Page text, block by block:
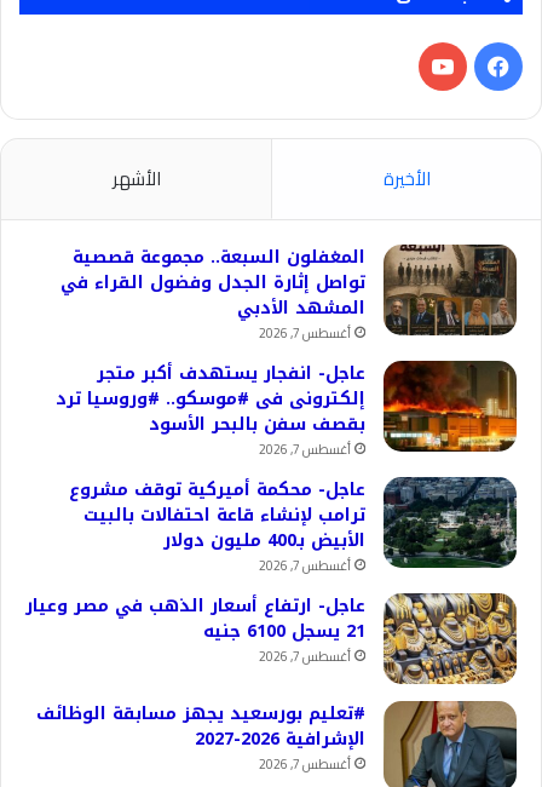
فيسبوك‫YouTube
الأخيرة الأشهر
المغفلون السبعة.. مجموعة قصصية
تواصل إثارة الجدل وفضول القراء في
المشهد الأدبي
أغسطس 7, 2026
عاجل- انفجار يستهدف أكبر متجر
إلكترونى فى #موسكو.. #وروسيا ترد
بقصف سفن بالبحر الأسود
أغسطس 7, 2026
عاجل- محكمة أميركية توقف مشروع
ترامب لإنشاء قاعة احتفالات بالبيت
الأبيض بـ400 مليون دولار
أغسطس 7, 2026
عاجل- ارتفاع أسعار الذهب في مصر وعيار
21 يسجل 6100 جنيه
أغسطس 7, 2026
#تعليم بورسعيد يجهز مسابقة الوظائف
الإشرافية 2026-2027
أغسطس 7, 2026